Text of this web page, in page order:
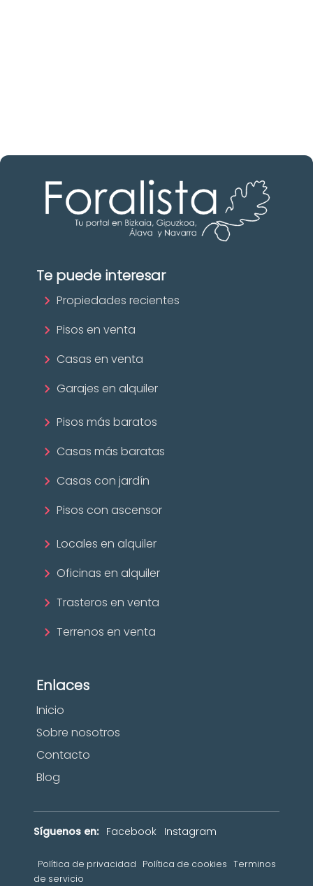
Te puede interesar
Propiedades recientes
Pisos en venta
Casas en venta
Garajes en alquiler
Pisos más baratos
Casas más baratas
Casas con jardín
Pisos con ascensor
Locales en alquiler
Oficinas en alquiler
Trasteros en venta
Terrenos en venta
Enlaces
Inicio
Sobre nosotros
Contacto
Blog
Síguenos en: Facebook Instagram
Política de privacidad Política de cookies
Terminos
de servicio